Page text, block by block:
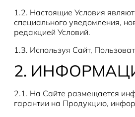
1.2. Настоящие Условия
специального уведомления,
редакцией Условий.
1.3. Используя Сайт,
2.
2.1. На Сайте размещается
гарантии на Продукцию,